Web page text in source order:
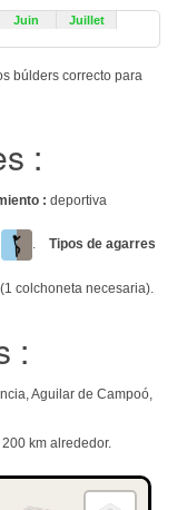
Juin
Juillet
búlders correcto para
:
: deportiva
. Tipos de agarres
colchoneta necesaria).
:
Aguilar de Campoó,
km alrededor.